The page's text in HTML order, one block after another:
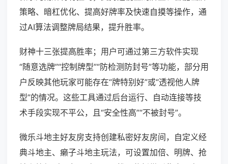
策略、暗杠优化、提高好牌率及快速自摸等操作，通
过AI算法调整牌局结果，提升胜率。
财神十三张提高胜率；用户可通过第三方软件实现
“随意选牌”“控制牌型”“防检测防封号”等功能，部分用
户反映其他玩家可能存在“牌特别好”或“透视他人牌
型”的情况。这些工具通过后台运行、自动连接等技
术手段实现不平公，且“安全性高”“不被封号”。
微乐斗地主好友房支持创建私密好友房间，自定义经
典斗地主、癞子斗地主玩法，可设置加倍、明牌、抢